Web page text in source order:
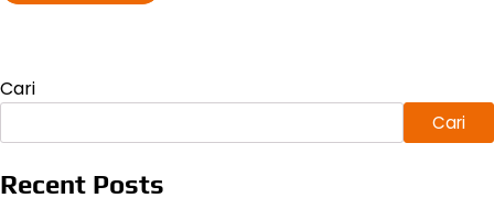
Cari
Cari
Recent Posts